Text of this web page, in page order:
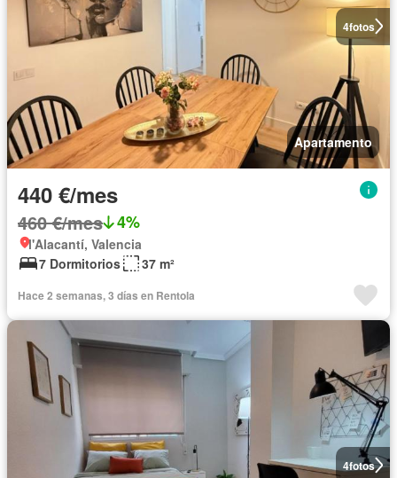
4fotos
Apartamento
440 €/mes
460 €/mes 4%
l'Alacantí, Valencia
7 Dormitorios
37 m²
Hace 2 semanas, 3 días en Rentola
4fotos